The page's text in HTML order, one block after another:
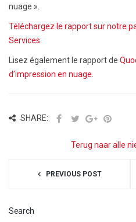
nuage ».
Téléchargez le rapport sur notre
Services.
Lisez également le rapport de
d’impression en nuage.
SHARE:
Terug naar alle
PREVIOUS POST
Search